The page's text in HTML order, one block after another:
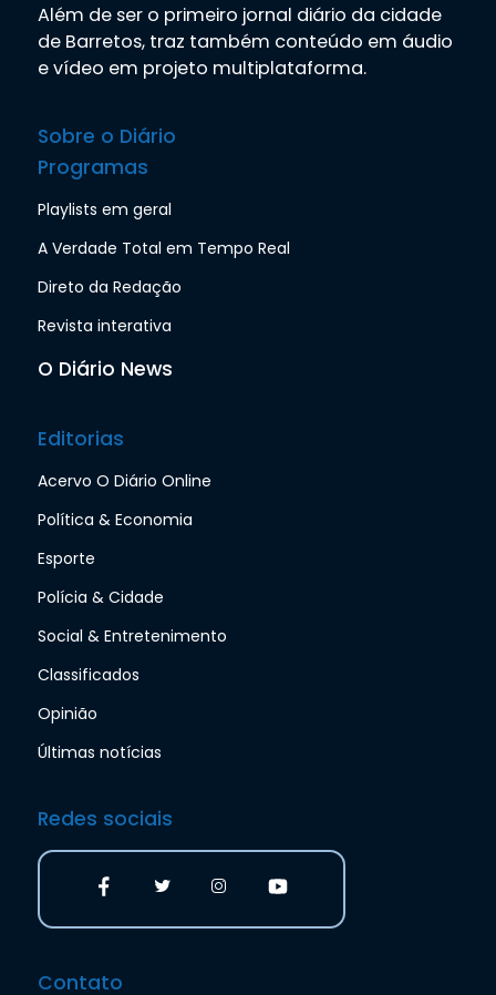
Além de ser o primeiro jornal diário da cidade
de Barretos, traz também conteúdo em áudio
e vídeo em projeto multiplataforma.
Sobre o Diário
Programas
Playlists em geral
A Verdade Total em Tempo Real
Direto da Redação
Revista interativa
O Diário News
Editorias
Acervo O Diário Online
Política & Economia
Esporte
Polícia & Cidade
Social & Entretenimento
Classificados
Opinião
Últimas notícias
Redes sociais
Contato